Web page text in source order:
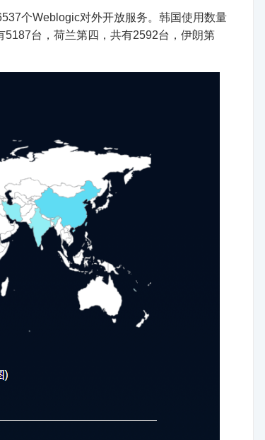
个Weblogic对外开放服务。韩国使用数量
台，荷兰第四，共有2592台，伊朗第